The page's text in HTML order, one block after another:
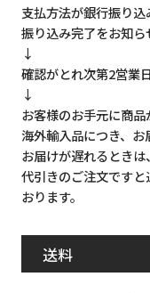
支払方法が銀行振り
振り込み完了をお知ら
↓
確認がとれ次第2営業
↓
お客様のお手元に商品
海外輸入品につき、お
お届けが遅れるときは
代引きのご注文です
おります。
送料